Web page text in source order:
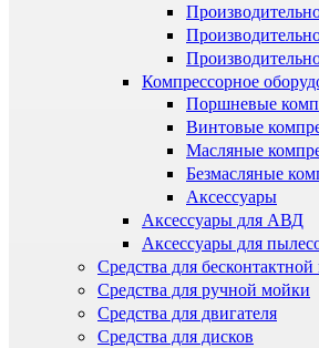
Компрессорное
Поршневые
Винтовые
Масляные
Безмасляные
Аксессуары
Аксессуары для АВД
Аксессуары для
Средства для
Средства для ручной мойки
Средства для двигателя
Средства для дисков